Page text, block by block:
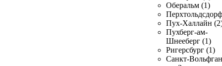
Оберальм (1)
Пух-Халлайн
Пухберг-ам-
Шнееберг (1)
Ригерсбург (1)
Санкт-